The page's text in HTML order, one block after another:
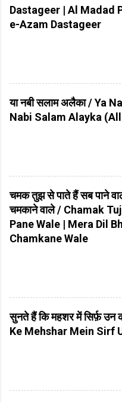
Dastageer | Al Madad
e-Azam Dastageer
या नबी सलाम अलैका / Ya
Nabi Salam Alayka
चमक तुझ से पाते हैं सब पाने
चमकाने वाले / Chamak
Pane Wale | Mera Dil
Chamkane Wale
सुनते हैं कि महशर में सिर्फ़ उन
Ke Mehshar Mein Sirf